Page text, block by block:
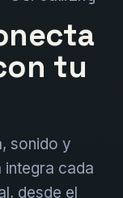
tu
sonido y
integra cada
desde el